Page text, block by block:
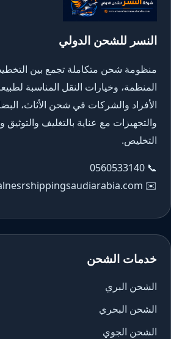
النسر للشحن الدولي
منظومة شحن متكاملة تجمع بين
المنظمة، وخيارات النقل المناسبة
الأفراد والشركات في شحن الأثاث،
والتجهيزات مع عناية بالتغليف
التخليص.
📞
0560533140
✉️
خدمات الشحن
الشحن البري
الشحن البحري
الشحن الجوي